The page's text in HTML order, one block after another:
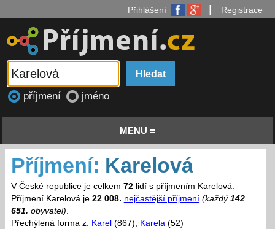
Přihlášení Registrace
příjmení jméno
MENU ≡
Příjmení: Karelová
V České republice je celkem 72lidí s příjmením Karelová.
Příjmení Karelová je 22 008. nejčastější příjmení (každý 142
651. obyvatel).
Přechýlená forma z: Karel (867), Karela(52)